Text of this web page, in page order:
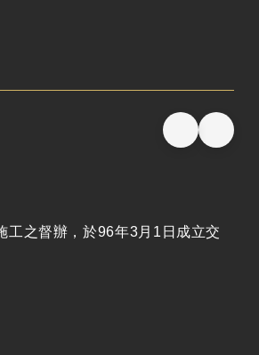
工之督辦，於96年3月1日成立交